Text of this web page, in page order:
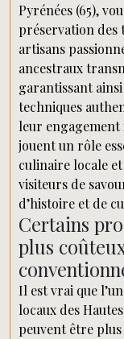
Pyrénées (65),
préservation des
artisans
ancestraux
garantissant
techniques
leur
jouent un rôle
culinaire locale
visiteurs de
d’histoire et de
Certains
plus
Il est vrai que
locaux des
peuvent être